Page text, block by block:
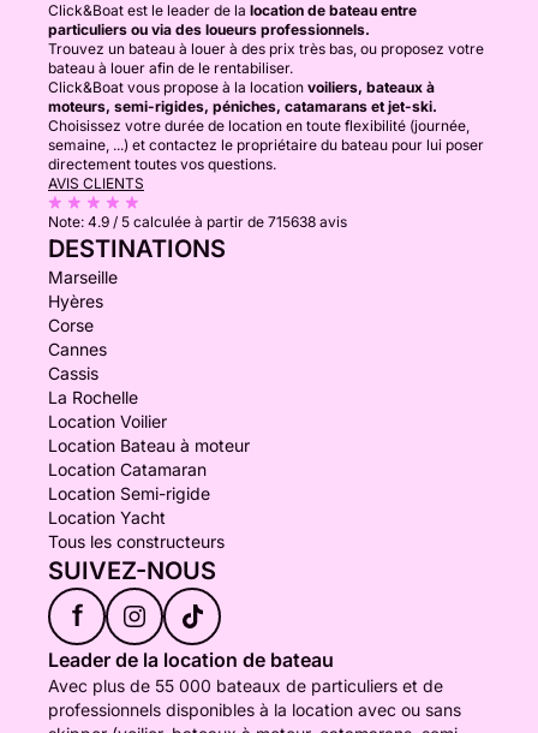
Click&Boat est le leader de la location de bateau entre
particuliers ou via des loueurs professionnels.
Trouvez un bateau à louer à des prix très bas, ou proposez votre
bateau à louer afin de le rentabiliser.
Click&Boat vous propose à la location voiliers, bateaux à
moteurs, semi-rigides, péniches, catamarans et jet-ski.
Choisissez votre durée de location en toute flexibilité (journée,
semaine, ...) et contactez le propriétaire du bateau pour lui poser
directement toutes vos questions.
AVIS CLIENTS
Note: 4.9 / 5 calculée à partir de 715638 avis
DESTINATIONS
Marseille
Hyères
Corse
Cannes
Cassis
La Rochelle
Location Voilier
Location Bateau à moteur
Location Catamaran
Location Semi-rigide
Location Yacht
Tous les constructeurs
SUIVEZ-NOUS
f
Leader de la location de bateau
Avec plus de 55 000 bateaux de particuliers et de
professionnels disponibles à la location avec ou sans